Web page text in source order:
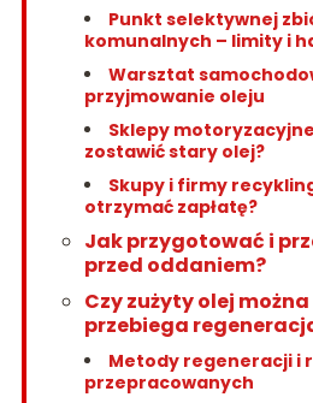
Punkt selektywnej
komunalnych – limity i
Warsztat
przyjmowanie oleju
Sklepy
zostawić stary olej?
Skupy i firmy
otrzymać zapłatę?
Jak przygotować i
przed oddaniem?
Czy zużyty olej
przebiega
Metody regeneracji i
przepracowanych